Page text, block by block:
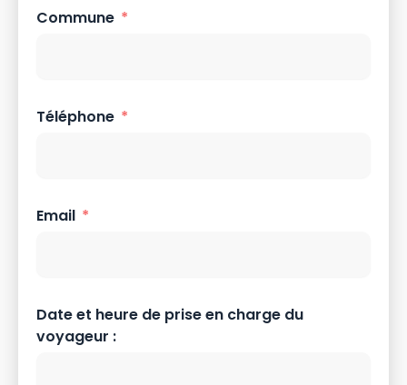
Commune
Téléphone
Email
Date et heure de prise en charge du
voyageur :